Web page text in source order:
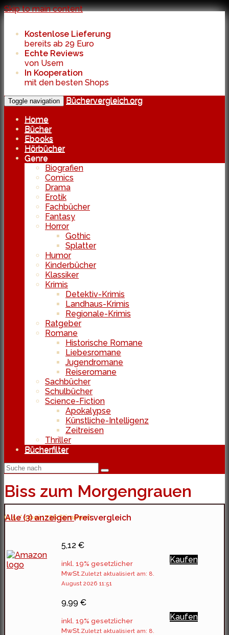
Skip to main content
Kostenlose Lieferung
bereits ab 29 Euro
Echte Reviews
von Usern
In Kooperation
mit den besten Shops
Toggle navigation
Büchervergleich.org
Home
Bücher
Ebooks
Hörbücher
Genre
Biografien
Comics
Drama
Erotik
Fachbücher
Fantasy
Horror
Gothic
Splatter
Humor
Kinderbücher
Klassiker
Krimis
Detektiv-Krimis
Landhaus-Krimis
Regionale-Krimis
Ratgeber
Romane
Historische Romane
Liebesromane
Jugendromane
Reiseromane
Sachbücher
Schulbücher
Science-Fiction
Apokalypse
Künstliche-Intelligenz
Zeitreisen
Thriller
Bücherfilter
Biss zum Morgengrauen
(4.5 / 5 bei 1736 Stimmen)
Alle (3) anzeigenPreisvergleich
5,12 €
inkl. 19% gesetzlicher
MwSt. Zuletzt aktualisiert am: 8.
August 2026 11:51
Kaufen
9,99 €
inkl. 19% gesetzlicher
MwSt. Zuletzt aktualisiert am: 8.
Kaufen